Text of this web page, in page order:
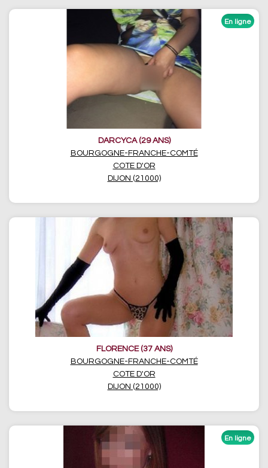
DARCYCA (29 ANS)
BOURGOGNE-FRANCHE-COMTÉ
COTE D'OR
DIJON (21000)
FLORENCE (37 ANS)
BOURGOGNE-FRANCHE-COMTÉ
COTE D'OR
DIJON (21000)